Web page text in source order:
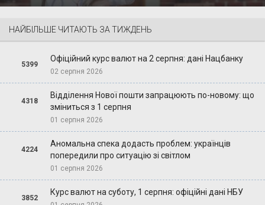
НАЙБІЛЬШЕ ЧИТАЮТЬ ЗА ТИЖДЕНЬ
5399
Офіційний курс валют на 2 серпня: дані Нацбанку
02 серпня 2026
4318
Відділення Нової пошти запрацюють по-новому: що
зміниться з 1 серпня
01 серпня 2026
4224
Аномальна спека додасть проблем: українців
попередили про ситуацію зі світлом
01 серпня 2026
3852
Курс валют на суботу, 1 серпня: офіційні дані НБУ